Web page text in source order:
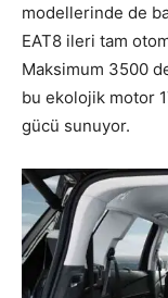
modellerinde de
EAT8 ileri tam
Maksimum 3500
bu ekolojik motor
gücü sunuyor.